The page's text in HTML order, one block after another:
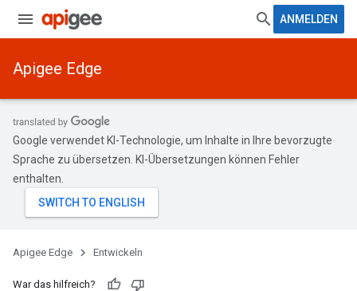
ANMELDEN
Apigee Edge
Google verwendet KI-Technologie, um Inhalte in Ihre bevorzugte
Sprache zu übersetzen. KI-Übersetzungen können Fehler
enthalten.
Apigee Edge Entwickeln
War das hilfreich?